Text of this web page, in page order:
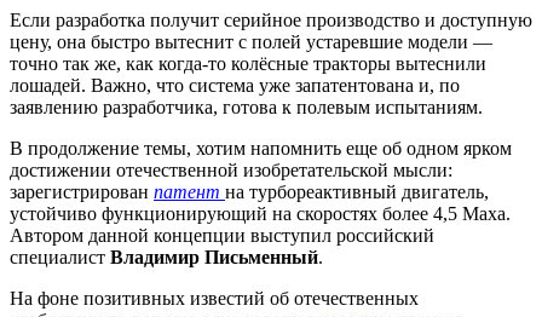
Если разработка получит серийное производство и доступную
цену, она быстро вытеснит с полей устаревшие модели —
точно так же, как когда-то колёсные тракторы вытеснили
лошадей. Важно, что система уже запатентована и, по
заявлению разработчика, готова к полевым испытаниям.
В продолжение темы, хотим напомнить еще об одном ярком
достижении отечественной изобретательской мысли:
зарегистрирован патент на турбореактивный двигатель,
устойчиво функционирующий на скоростях более 4,5 Маха.
Автором данной концепции выступил российский
специалист Владимир Письменный.
На фоне позитивных известий об отечественных